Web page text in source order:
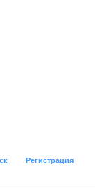
Регистрация